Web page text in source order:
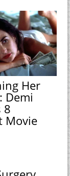
Her
Demi
8
Movie